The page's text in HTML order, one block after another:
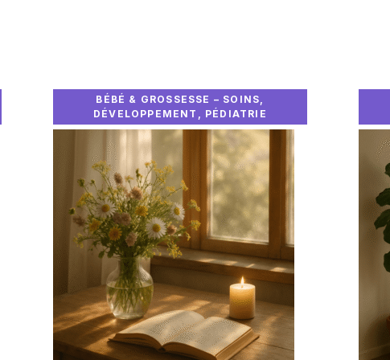
BÉBÉ & GROSSESSE – SOINS,
DÉVELOPPEMENT, PÉDIATRIE